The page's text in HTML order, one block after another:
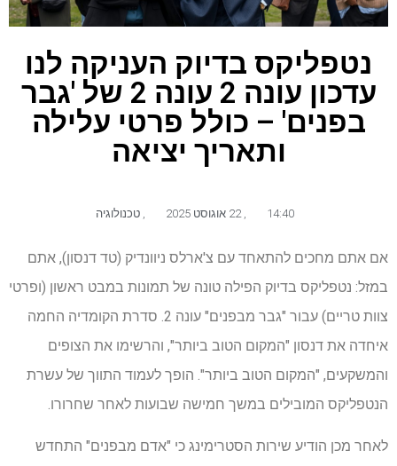
נטפליקס בדיוק העניקה לנו
עדכון עונה 2 עונה 2 של 'גבר
בפנים' – כולל פרטי עלילה
ותאריך יציאה
14:40 טכנולוגיה
אם אתם מחכים להתאחד עם צ'ארלס ניוונדיק (טד דנסון), אתם
במזל: נטפליקס בדיוק הפילה טונה של תמונות במבט ראשון (ופרטי
צוות טריים) עבור "גבר מבפנים" עונה 2. סדרת הקומדיה החמה
איחדה את דנסון "המקום הטוב ביותר", והרשימו את הצופים
והמשקעים, "המקום הטוב ביותר". הופך לעמוד התווך של עשרת
הנטפליקס המובילים במשך חמישה שבועות לאחר שחרורו.
לאחר מכן הודיע ​​שירות הסטרימינג כי "אדם מבפנים" התחדש